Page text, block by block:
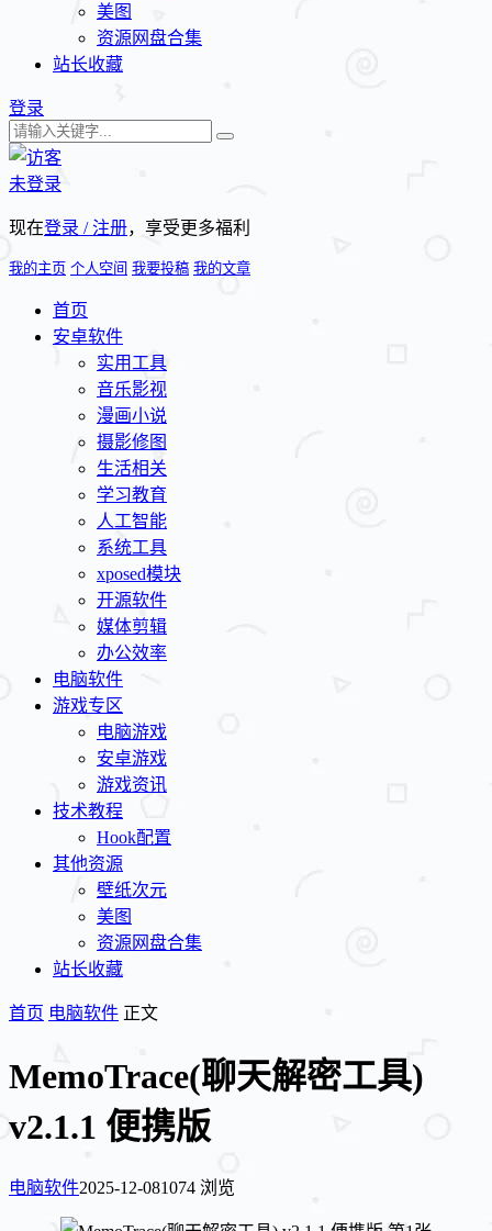
美图
资源网盘合集
站长收藏
登录
未登录
现在登录 / 注册，享受更多福利
我的主页 个人空间 我要投稿 我的文章
首页
安卓软件
实用工具
音乐影视
漫画小说
摄影修图
生活相关
学习教育
人工智能
系统工具
xposed模块
开源软件
媒体剪辑
办公效率
电脑软件
游戏专区
电脑游戏
安卓游戏
游戏资讯
技术教程
Hook配置
其他资源
壁纸次元
美图
资源网盘合集
站长收藏
首页 电脑软件 正文
MemoTrace(聊天解密工具)
v2.1.1 便携版
电脑软件2025-12-081074 浏览